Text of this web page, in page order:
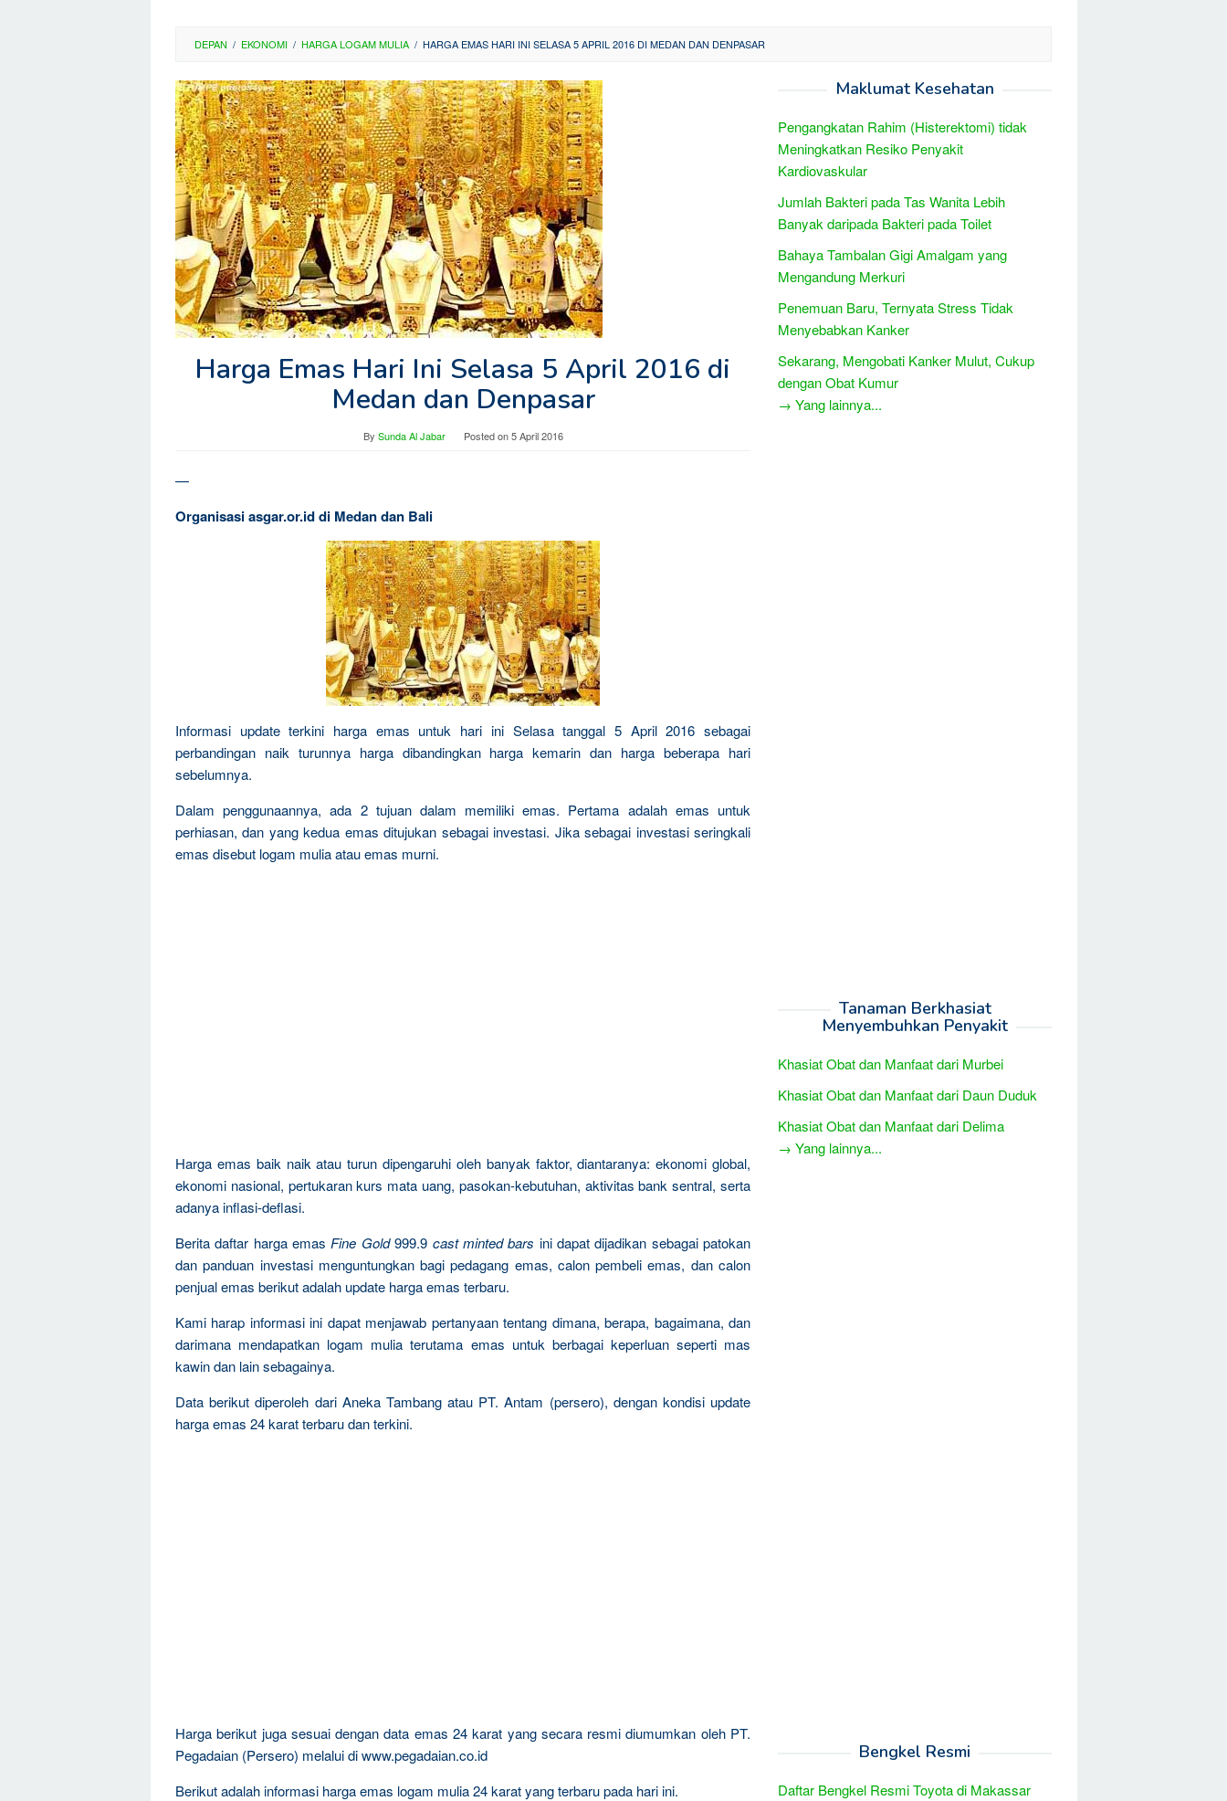
DEPAN / EKONOMI / HARGA LOGAM MULIA / HARGA EMAS HARI INI SELASA 5 APRIL 2016 DI MEDAN DAN DENPASAR
Harga Emas Hari Ini Selasa 5 April 2016 di
Medan dan Denpasar
By Sunda Al Jabar Posted on5 April 2016
—
Organisasi asgar.or.id di Medan dan Bali
Informasi update terkini harga emas untuk hari ini Selasa tanggal 5 April 2016 sebagai
perbandingan naik turunnya harga dibandingkan harga kemarin dan harga beberapa hari
sebelumnya.
Dalam penggunaannya, ada 2 tujuan dalam memiliki emas. Pertama adalah emas untuk
perhiasan, dan yang kedua emas ditujukan sebagai investasi. Jika sebagai investasi seringkali
emas disebut logam mulia atau emas murni.
Harga emas baik naik atau turun dipengaruhi oleh banyak faktor, diantaranya: ekonomi global,
ekonomi nasional, pertukaran kurs mata uang, pasokan-kebutuhan, aktivitas bank sentral, serta
adanya inflasi-deflasi.
Berita daftar harga emas Fine Gold999.9 cast minted bars ini dapat dijadikan sebagai patokan
dan panduan investasi menguntungkan bagi pedagang emas, calon pembeli emas, dan calon
penjual emas berikut adalah update harga emas terbaru.
Kami harap informasi ini dapat menjawab pertanyaan tentang dimana, berapa, bagaimana, dan
darimana mendapatkan logam mulia terutama emas untuk berbagai keperluan seperti mas
kawin dan lain sebagainya.
Data berikut diperoleh dari Aneka Tambang atau PT. Antam (persero), dengan kondisi update
harga emas 24 karat terbaru dan terkini.
Harga berikut juga sesuai dengan data emas 24 karat yang secara resmi diumumkan oleh PT.
Pegadaian (Persero) melalui di www.pegadaian.co.id
Berikut adalah informasi harga emas logam mulia 24 karat yang terbaru pada hari ini.
Maklumat Kesehatan
Pengangkatan Rahim (Histerektomi) tidak
Meningkatkan Resiko Penyakit
Kardiovaskular
Jumlah Bakteri pada Tas Wanita Lebih
Banyak daripada Bakteri pada Toilet
Bahaya Tambalan Gigi Amalgam yang
Mengandung Merkuri
Penemuan Baru, Ternyata Stress Tidak
Menyebabkan Kanker
Sekarang, Mengobati Kanker Mulut, Cukup
dengan Obat Kumur
→ Yang lainnya...
Tanaman Berkhasiat
Menyembuhkan Penyakit
Khasiat Obat dan Manfaat dari Murbei
Khasiat Obat dan Manfaat dari Daun Duduk
Khasiat Obat dan Manfaat dari Delima
→ Yang lainnya...
Bengkel Resmi
Daftar Bengkel Resmi Toyota di Makassar